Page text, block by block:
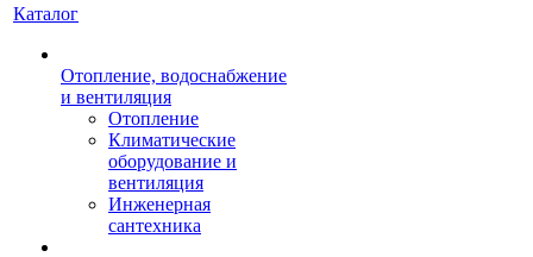
Каталог
Отопление, водоснабжение
и вентиляция
Отопление
Климатические
оборудование и
вентиляция
Инженерная
сантехника